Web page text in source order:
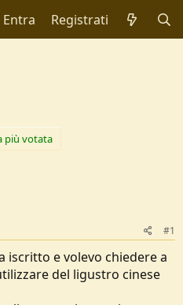
Entra Registrati
più votata
#1
iscritto e volevo chiedere a
del ligustro cinese